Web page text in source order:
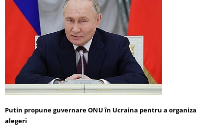
Putin propune guvernare ONU în Ucraina pentru a organiza
alegeri